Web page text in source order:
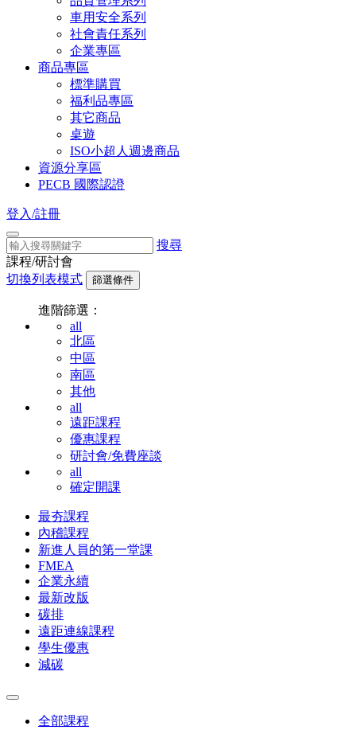
車用安全系列
社會責任系列
企業專區
商品專區
標準購買
福利品專區
其它商品
桌遊
ISO小超人週邊商品
資源分享區
PECB 國際認證
登入/註冊
搜尋
課程/研討會
切換列表模式
篩選條件
進階篩選：
all
北區
中區
南區
其他
all
遠距課程
優惠課程
研討會/免費座談
all
確定開課
最夯課程
內稽課程
新進人員的第一堂課
FMEA
企業永續
最新改版
碳排
遠距連線課程
學生優惠
減碳
全部課程